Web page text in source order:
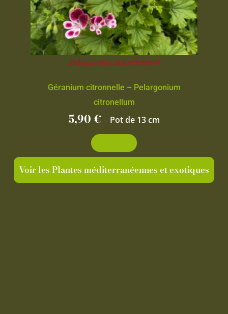
Indisponible actuellement
Géranium citronnelle – Pelargonium
citronellum
5,90€ - Pot de 13 cm
Voir les Plantes méditerranéennes et exotiques